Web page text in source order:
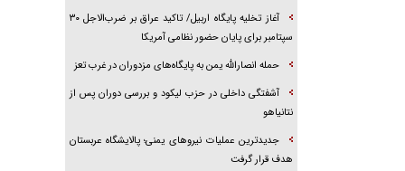
آغاز تخلیه پایگاه اربیل/ تاکید عراق بر ضرب‌الاجل ۳۰
سپتامبر برای پایان حضور نظامی آمریکا
حمله انصارالله یمن به پایگاه‌های مزدوران در غرب تعز
آشفتگی داخلی در حزب لیکود و بررسی دوران پس از
نتانیاهو
جدیدترین عملیات نیروهای یمنی؛ پالایشگاه عربستان
هدف قرار گرفت